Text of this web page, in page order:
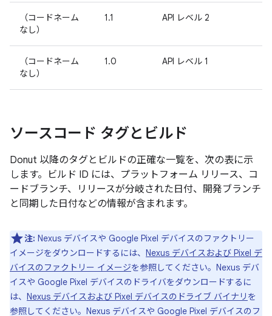
（コードネーム
なし）
1.1 API レベル 2
（コードネーム
なし）
1.0 API レベル 1
ソースコード タグとビルド
Donut 以降のタグとビルドの正確な一覧を、次の表に示
します。ビルド ID には、プラットフォーム リリース、コ
ードブランチ、リリースが分岐された日付、開発ブランチ
と同期した日付などの情報が含まれます。
注: Nexus デバイスや Google Pixel デバイスのファクトリー
イメージをダウンロードするには、 Nexus デバイスおよび Pixel デ
バイスのファクトリー イメージを参照してください。Nexus デバ
イスや Google Pixel デバイスのドライバをダウンロードするに
は、 Nexus デバイスおよび Pixel デバイスのドライブ バイナリ を
参照してください。Nexus デバイスや Google Pixel デバイスのフ